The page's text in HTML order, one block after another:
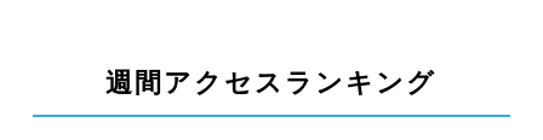
週間アクセスランキング